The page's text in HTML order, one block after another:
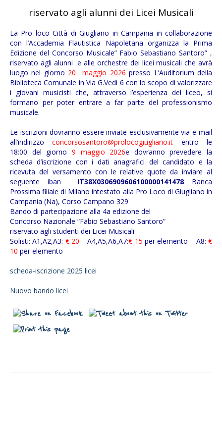
riservato agli alunni dei Licei Musicali
La Pro loco Città di Giugliano in Campania in collaborazione
con l’Accademia Flautistica Napoletana organizza la Prima
Edizione del Concorso Musicale” Fabio Sebastiano Santoro” ,
riservato agli alunni e alle orchestre dei licei musicali che avrà
luogo nel giorno 20 maggio 2026 presso L’Auditorium della
Biblioteca Comunale in Via G.Vedi 6 con lo scopo di valorizzare
i giovani musicisti che, attraverso l’esperienza del liceo, si
formano per poter entrare a far parte del professionismo
musicale.
Le iscrizioni dovranno essere inviate esclusivamente via e-mail
all’indirizzoconcorsosantoro@prolocogiugliano.it entro le
18:00 del giorno 9 maggio 2026e dovranno prevedere la
scheda d’iscrizione con i dati anagrafici del candidato e la
ricevuta del versamento con le relative quote da inviare al
seguente iban
IT38X0306909606100000141478Banca
Prossima filiale di Milano intestato alla Pro Loco di Giugliano in
Campania (Na), Corso Campano 329
Bando di partecipazione alla 4a edizione del
Concorso Nazionale “Fabio Sebastiano Santoro”
riservato agli studenti dei Licei Musicali
Solisti: A1,A2,A3: € 20 – A4,A5,A6,A7:€ 15 per elemento – A8:€
10 per elemento
scheda-iscrizione 2025 licei
Nuovo bando licei